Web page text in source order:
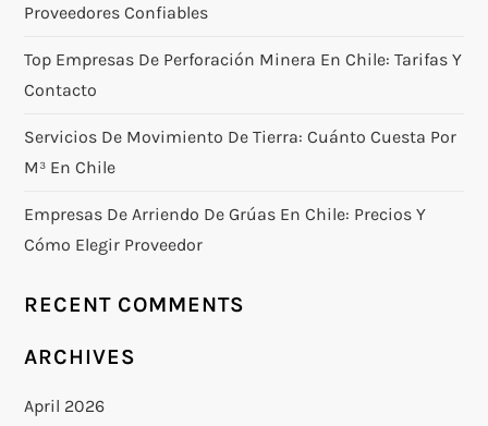
Proveedores Confiables
Top Empresas De Perforación Minera En Chile: Tarifas Y
Contacto
Servicios De Movimiento De Tierra: Cuánto Cuesta Por
M³ En Chile
Empresas De Arriendo De Grúas En Chile: Precios Y
Cómo Elegir Proveedor
RECENT COMMENTS
ARCHIVES
April 2026